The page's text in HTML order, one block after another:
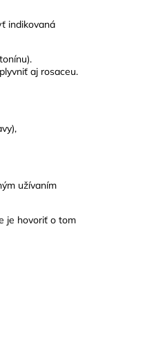
indikovaná
aj rosaceu.
užívaním
je hovoriť o tom